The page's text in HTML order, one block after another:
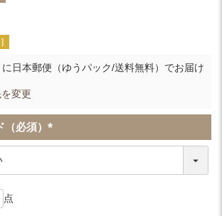
に 日本郵便（ゆうパック/送料無料） でお届け
変更
必須）
(